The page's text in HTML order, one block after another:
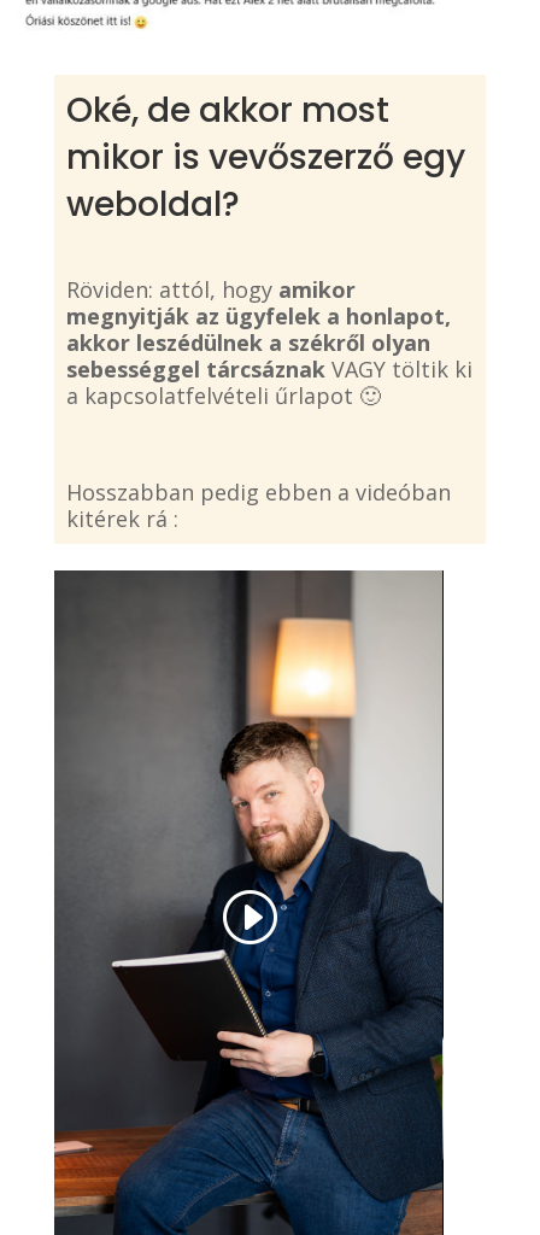
Oké, de akkor most
mikor is vevőszerző egy
weboldal?
Röviden: attól, hogy amikor
megnyitják az ügyfelek a honlapot,
akkor leszédülnek a székről olyan
sebességgel tárcsáznakVAGY töltik ki
a kapcsolatfelvételi űrlapot 🙂
Hosszabban pedig ebben a videóban
kitérek rá :